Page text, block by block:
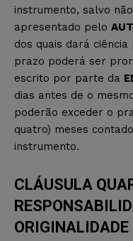
instrumento, salvo
apresentado pelo
dos quais dará
prazo poderá ser
escrito por parte da
dias antes de o
poderão exceder o
quatro) meses
instrumento.
CLÁUSULA
ORIGINALIDADE